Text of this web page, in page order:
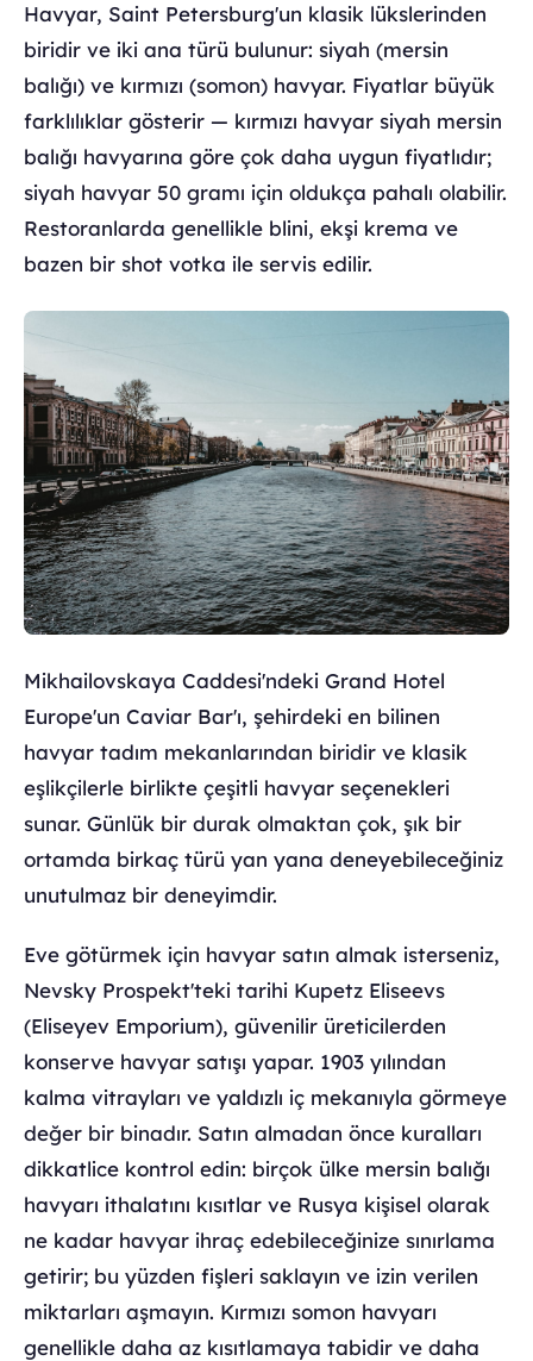
Havyar, Saint Petersburg'un klasik lükslerinden
biridir ve iki ana türü bulunur: siyah (mersin
balığı) ve kırmızı (somon) havyar. Fiyatlar büyük
farklılıklar gösterir — kırmızı havyar siyah mersin
balığı havyarına göre çok daha uygun fiyatlıdır;
siyah havyar 50 gramı için oldukça pahalı olabilir.
Restoranlarda genellikle blini, ekşi krema ve
bazen bir shot votka ile servis edilir.
Mikhailovskaya Caddesi'ndeki Grand Hotel
Europe'un Caviar Bar'ı, şehirdeki en bilinen
havyar tadım mekanlarından biridir ve klasik
eşlikçilerle birlikte çeşitli havyar seçenekleri
sunar. Günlük bir durak olmaktan çok, şık bir
ortamda birkaç türü yan yana deneyebileceğiniz
unutulmaz bir deneyimdir.
Eve götürmek için havyar satın almak isterseniz,
Nevsky Prospekt'teki tarihi Kupetz Eliseevs
(Eliseyev Emporium), güvenilir üreticilerden
konserve havyar satışı yapar. 1903 yılından
kalma vitrayları ve yaldızlı iç mekanıyla görmeye
değer bir binadır. Satın almadan önce kuralları
dikkatlice kontrol edin: birçok ülke mersin balığı
havyarı ithalatını kısıtlar ve Rusya kişisel olarak
ne kadar havyar ihraç edebileceğinize sınırlama
getirir; bu yüzden fişleri saklayın ve izin verilen
miktarları aşmayın. Kırmızı somon havyarı
genellikle daha az kısıtlamaya tabidir ve daha